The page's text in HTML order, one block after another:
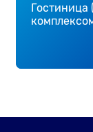
Гостиница